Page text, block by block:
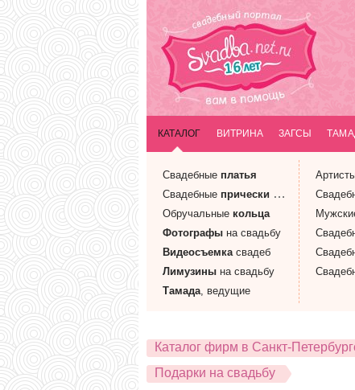
КАТАЛОГ ВИТРИНА ЗАГСЫ
Свадебные платья
Свадебные прически
Обручальные кольца
Фотографы на свадьбу
Видеосъемкасвадеб
Лимузины на свадьбу
Тамада, ведущие
Каталог фирм в Санкт-
Подарки на свадьбу